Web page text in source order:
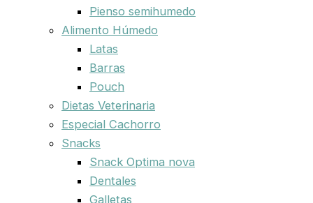
Pienso semihumedo
Alimento Húmedo
Latas
Barras
Pouch
Dietas Veterinaria
Especial Cachorro
Snacks
Snack Optima nova
Dentales
Galletas